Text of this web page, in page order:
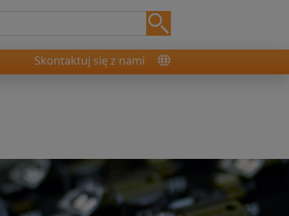
Skontaktuj się z nami